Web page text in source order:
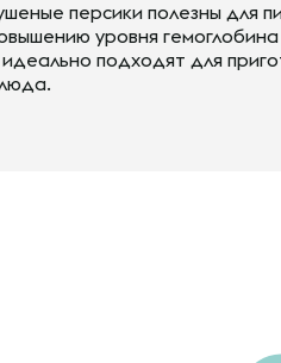
персики полезны для
уровня
подходят для